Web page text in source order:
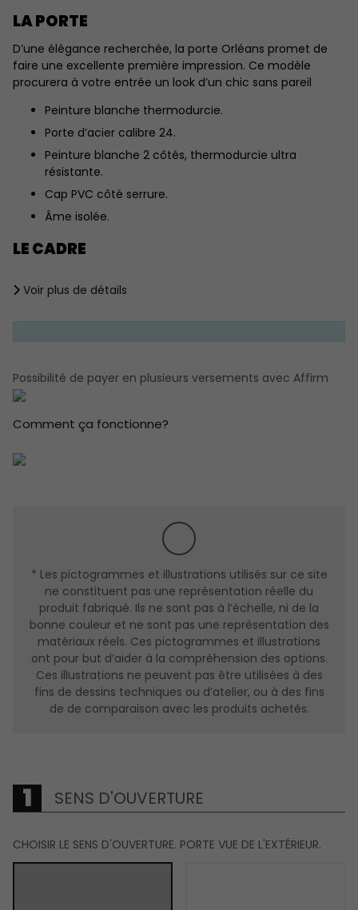
LA PORTE
D’une élégance recherchée, la porte Orléans promet de
faire une excellente première impression. Ce modèle
procurera à votre entrée un look d’un chic sans pareil
Peinture blanche thermodurcie.
Porte d’acier calibre 24.
Peinture blanche 2 côtés, thermodurcie ultra
résistante.
Cap PVC côté serrure.
Âme isolée.
LE CADRE
Cadre en pin jointé 1 1/2" ( Profondeur standard 7 ¼" )
Revêtement PVC ou Aluminium extérieur
Revêtement PVC intérieur.
SYSTÈME D'ÉTANCHÉITÉ
Composé d’un système trois coupes-froid (côté
Système de seuil avec bris thermique très efficace contre
le transfert de chaleur et l’infiltration d’eau conforme aux
nouvelles normes du code du bâtiment.
Voir plus de détails
Possibilité de payer en plusieurs versements avec Affirm
Comment ça fonctionne?
* Les pictogrammes et illustrations utilisés sur ce site
ne constituent pas une représentation réelle du
produit fabriqué. Ils ne sont pas à l’échelle, ni de la
bonne couleur et ne sont pas une représentation des
matériaux réels. Ces pictogrammes et illustrations
ont pour but d’aider à la compréhension des options.
Ces illustrations ne peuvent pas être utilisées à des
fins de dessins techniques ou d’atelier, ou à des fins
de de comparaison avec les produits achetés.
SENS D'OUVERTURE
CHOISIR LE SENS D'OUVERTURE. PORTE VUE DE L'EXTÉRIEUR.